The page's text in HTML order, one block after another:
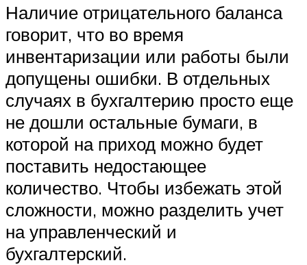
Наличие отрицательного баланса
говорит, что во время
инвентаризации или работы были
допущены ошибки. В отдельных
случаях в бухгалтерию просто еще
не дошли остальные бумаги, в
которой на приход можно будет
поставить недостающее
количество. Чтобы избежать этой
сложности, можно разделить учет
на управленческий и
бухгалтерский.